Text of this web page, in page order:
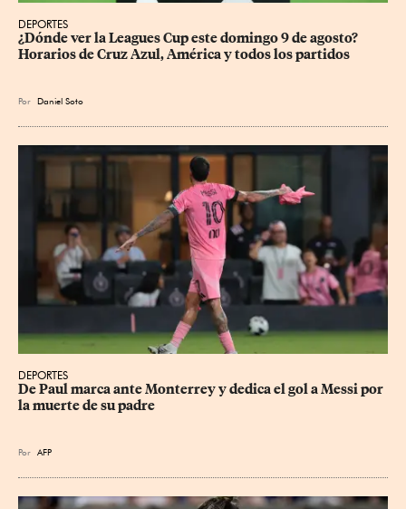
DEPORTES
¿Dónde ver la Leagues Cup este domingo 9 de agosto?
Horarios de Cruz Azul, América y todos los partidos
Por Daniel Soto
DEPORTES
De Paul marca ante Monterrey y dedica el gol a Messi por
la muerte de su padre
Por AFP